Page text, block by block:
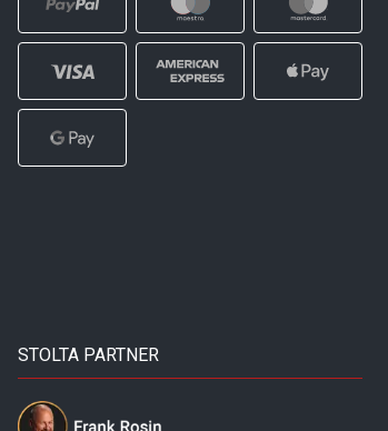
STOLTA PARTNER